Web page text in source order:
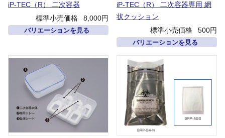
iP-TEC（R） 二次容器
標準小売価格
8,000円
バリエーションを見る
iP-TEC（R） 二次容器専用 網
状クッション
標準小売価格
500円
バリエーションを見る